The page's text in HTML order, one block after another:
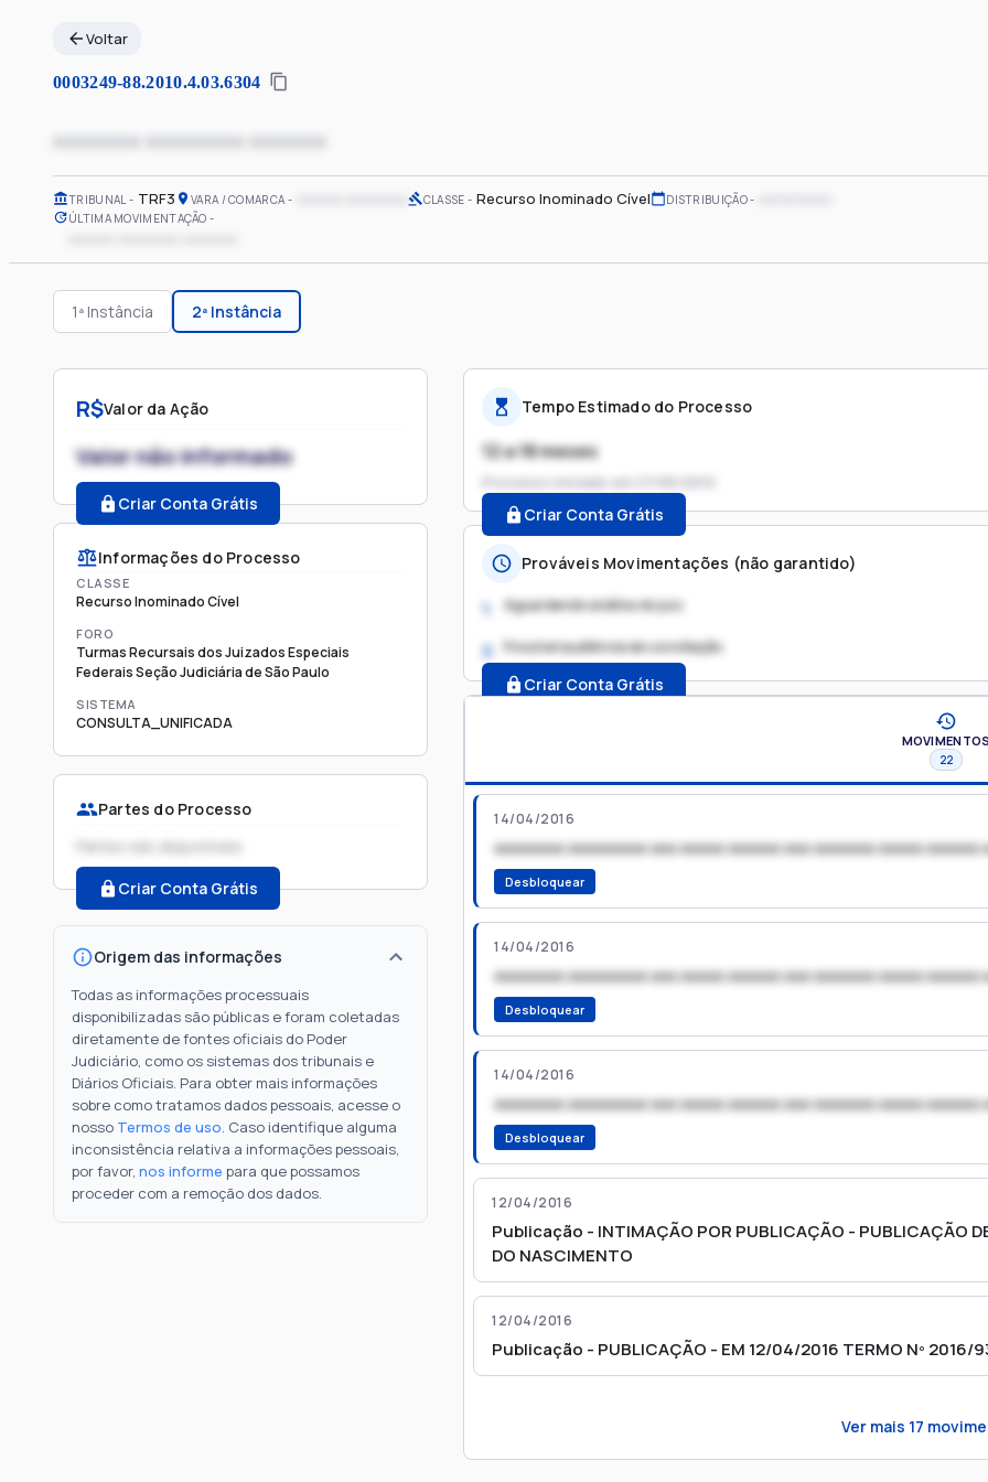
Voltar
0003249-88.2010.4.03.6304
xxxxxxxx xxxxxxxxx xxxxxxx
TRIBUNAL TRF3 VARA / COMARCA CLASSE Recurso Inominado Cível DISTRIBUIÇÃO
ÚLTIMA MOVIMENTAÇÃO
1ª Instância 2ª Instância
R$Valor da Ação
Valor não informado
Criar Conta Grátis
Informações do Processo
CLASSE
Recurso Inominado Cível
FORO
Turmas Recursais dos Juizados Especiais
Federais Seção Judiciária de São Paulo
SISTEMA
CONSULTA_UNIFICADA
Partes do Processo
Partes não disponíveis
Criar Conta Grátis
Origem das informações
Todas as informações processuais
disponibilizadas são públicas e foram coletadas
diretamente de fontes oficiais do Poder
Judiciário, como os sistemas dos tribunais e
Diários Oficiais. Para obter mais informações
sobre como tratamos dados pessoais, acesse o
nosso Termos de uso. Caso identifique alguma
inconsistência relativa a informações pessoais,
por favor, nos informe para que possamos
proceder com a remoção dos dados.
Tempo Estimado do Processo
12 a 18 meses
Processo iniciado em
Criar Conta Grátis
Prováveis Movimentações (não garantido)
1. Aguardando análise do juiz
2. Possível audiência de conciliação
Criar Conta Grátis
MOVIMENTOS
22
14/04/2016
xxxxxxxx xxxxxxxxx xxx xxxxx xxxxxx xxx xxxxxxx xxxxx xxxxxx
Desbloquear
14/04/2016
xxxxxxxx xxxxxxxxx xxx xxxxx xxxxxx xxx xxxxxxx xxxxx xxxxxx
Desbloquear
14/04/2016
xxxxxxxx xxxxxxxxx xxx xxxxx xxxxxx xxx xxxxxxx xxxxx xxxxxx
Desbloquear
12/04/2016
Publicação - INTIMAÇÃO POR PUBLICAÇÃO - PUBLICAÇÃO
DO NASCIMENTO
12/04/2016
Publicação - PUBLICAÇÃO - EM 12/04/2016 TERMO Nº 2016/
Ver mais 17